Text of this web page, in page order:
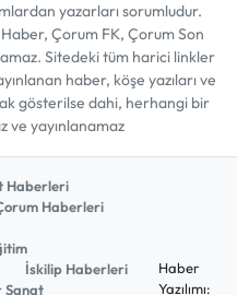
yazarları sorumludur.
Çorum FK, Çorum Son
Sitedeki tüm harici linkler
haber, köşe yazıları ve
gösterilse dahi, herhangi bir
ve yayınlanamaz
Haberleri
Haberleri
İskilip Haberleri
Sanat
Haber
Yazılımı: